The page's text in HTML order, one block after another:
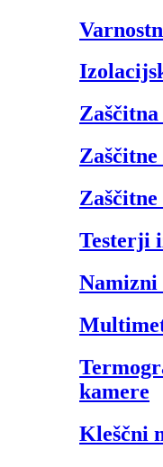
Zaščitna
Zaščitne
Testerji
kamere
Kleščni